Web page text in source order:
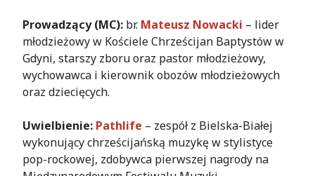
Prowadzący (MC): br. Mateusz Nowacki – lider
młodzieżowy w Kościele Chrześcijan Baptystów w
Gdyni, starszy zboru oraz pastor młodzieżowy,
wychowawca i kierownik obozów młodzieżowych
oraz dziecięcych.
Uwielbienie: Pathlife – zespół z Bielska-Białej
wykonujący chrześcijańską muzykę w stylistyce
pop-rockowej, zdobywca pierwszej nagrody na